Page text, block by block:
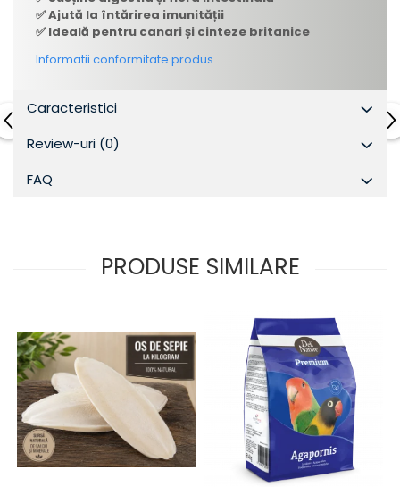
✅ Ajută la întărirea imunității
✅ Ideală pentru canari și cinteze britanice
Informatii conformitate produs
Caracteristici
Review-uri (0)
FAQ
PRODUSE SIMILARE